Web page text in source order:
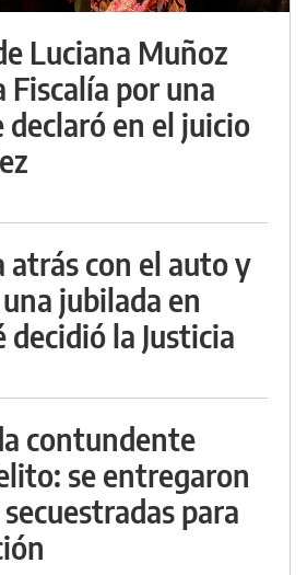
Luciana Muñoz
Fiscalía por una
en el juicio
atrás con el auto y
jubilada en
decidió la Justicia
contundente
se entregaron
para